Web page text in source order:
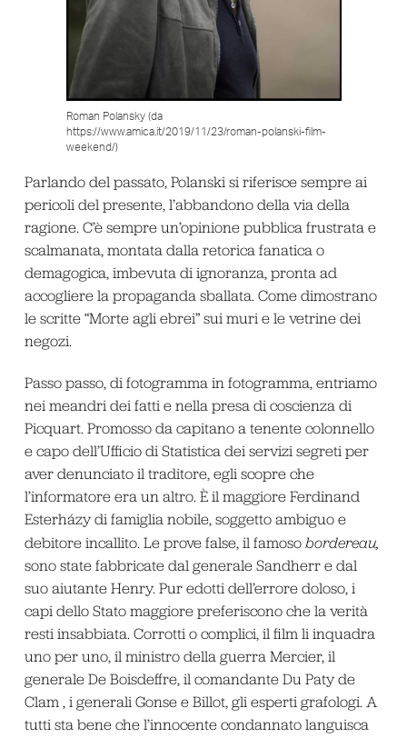
Roman Polansky (da
https://www.amica.it/2019/11/23/roman-polanski-film-
weekend/)
Parlando del passato, Polanski si riferisce sempre ai
pericoli del presente, l’abbandono della via della
ragione. C’è sempre un’opinione pubblica frustrata e
scalmanata, montata dalla retorica fanatica o
demagogica, imbevuta di ignoranza, pronta ad
accogliere la propaganda sballata. Come dimostrano
le scritte “Morte agli ebrei” sui muri e le vetrine dei
negozi.
Passo passo, di fotogramma in fotogramma, entriamo
nei meandri dei fatti e nella presa di coscienza di
Picquart. Promosso da capitano a tenente colonnello
e capo dell’Ufficio di Statistica dei servizi segreti per
aver denunciato il traditore, egli scopre che
l’informatore era un altro. È il maggiore Ferdinand
Esterházy di famiglia nobile, soggetto ambiguo e
debitore incallito. Le prove false, il famoso bordereau,
sono state fabbricate dal generale Sandherr e dal
suo aiutante Henry. Pur edotti dell’errore doloso, i
capi dello Stato maggiore preferiscono che la verità
resti insabbiata. Corrotti o complici, il film li inquadra
uno per uno, il ministro della guerra Mercier, il
generale De Boisdeffre, il comandante Du Paty de
Clam , i generali Gonse e Billot, gli esperti grafologi. A
tutti sta bene che l’innocente condannato languisca